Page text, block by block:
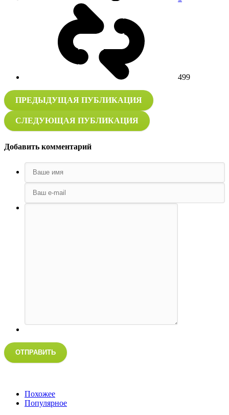
499
ПРЕДЫДУЩАЯ ПУБЛИКАЦИЯ
СЛЕДУЮЩАЯ ПУБЛИКАЦИЯ
Добавить комментарий
ОТПРАВИТЬ
Похожее
Популярное